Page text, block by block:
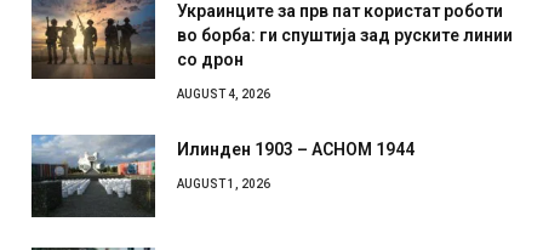
Украинците за прв пат користат роботи
во борба: ги спуштија зад руските линии
со дрон
AUGUST 4, 2026
Илинден 1903 – АСНОМ 1944
AUGUST 1, 2026